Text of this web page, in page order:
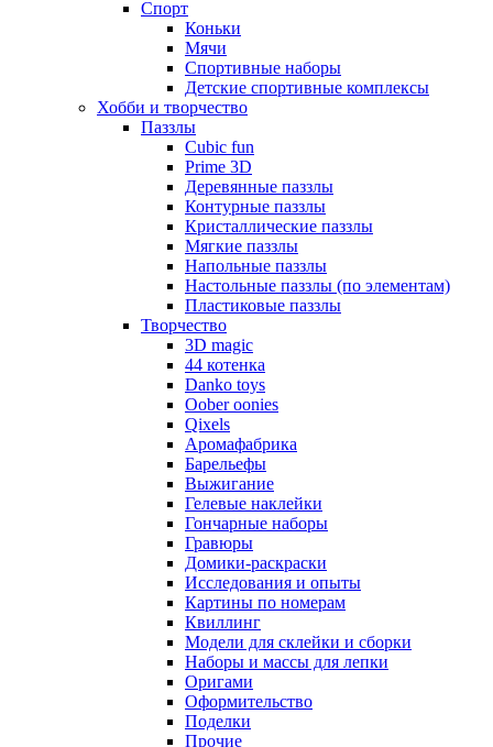
Спорт
Коньки
Мячи
Спортивные наборы
Детские спортивные комплексы
Хобби и творчество
Паззлы
Cubic fun
Prime 3D
Деревянные паззлы
Контурные паззлы
Кристаллические паззлы
Мягкие паззлы
Напольные паззлы
Настольные паззлы (по элементам)
Пластиковые паззлы
Творчество
3D magic
44 котенка
Danko toys
Oober oonies
Qixels
Аромафабрика
Барельефы
Выжигание
Гелевые наклейки
Гончарные наборы
Гравюры
Домики-раскраски
Исследования и опыты
Картины по номерам
Квиллинг
Модели для склейки и сборки
Наборы и массы для лепки
Оригами
Оформительство
Поделки
Прочие